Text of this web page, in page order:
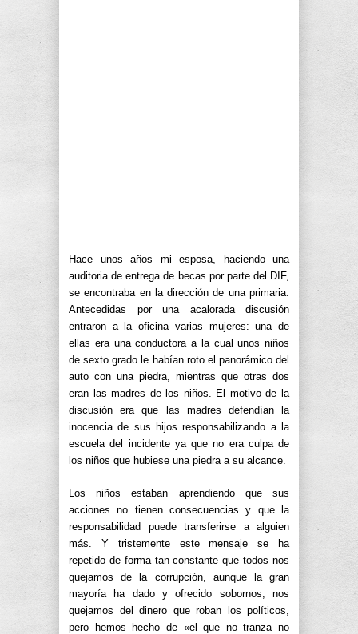
Hace unos años mi esposa, haciendo una
auditoria de entrega de becas por parte del DIF,
se encontraba en la dirección de una primaria.
Antecedidas por una acalorada discusión
entraron a la oficina varias mujeres: una de
ellas era una conductora a la cual unos niños
de sexto grado le habían roto el panorámico del
auto con una piedra, mientras que otras dos
eran las madres de los niños. El motivo de la
discusión era que las madres defendían la
inocencia de sus hijos responsabilizando a la
escuela del incidente ya que no era culpa de
los niños que hubiese una piedra a su alcance.
Los niños estaban aprendiendo que sus
acciones no tienen consecuencias y que la
responsabilidad puede transferirse a alguien
más. Y tristemente este mensaje se ha
repetido de forma tan constante que todos nos
quejamos de la corrupción, aunque la gran
mayoría ha dado y ofrecido sobornos; nos
quejamos del dinero que roban los políticos,
pero hemos hecho de «el que no tranza no